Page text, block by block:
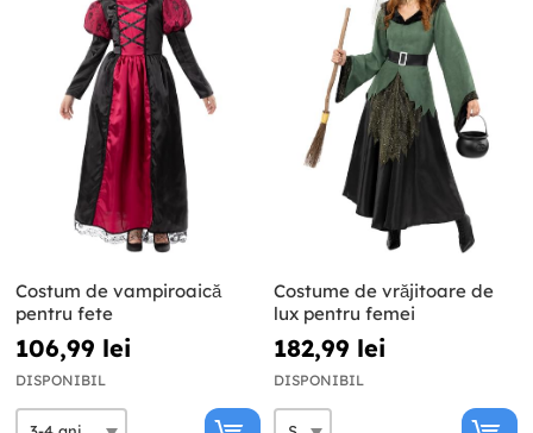
Costum de vampiroaică
pentru fete
106,99 lei
DISPONIBIL
Costume de vrăjitoare de
lux pentru femei
182,99 lei
DISPONIBIL